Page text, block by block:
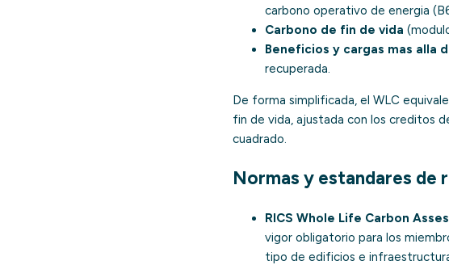
carbono operativo de energia
Carbono de fin de vida
Beneficios y cargas mas alla
recuperada.
De forma simplificada, el WLC
fin de vida, ajustada con los creditos
cuadrado.
Normas y estandares de
RICS Whole Life Carbon
vigor obligatorio para los
tipo de edificios e